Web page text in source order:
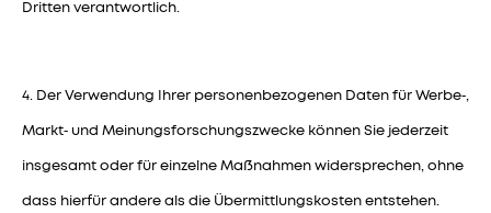
Dritten verantwortlich.
4. Der Verwendung Ihrer personenbezogenen Daten für Werbe‑,
Markt‑ und Meinungsforschungszwecke können Sie jederzeit
insgesamt oder für einzelne Maßnahmen widersprechen, ohne
dass hierfür andere als die Übermittlungskosten entstehen.